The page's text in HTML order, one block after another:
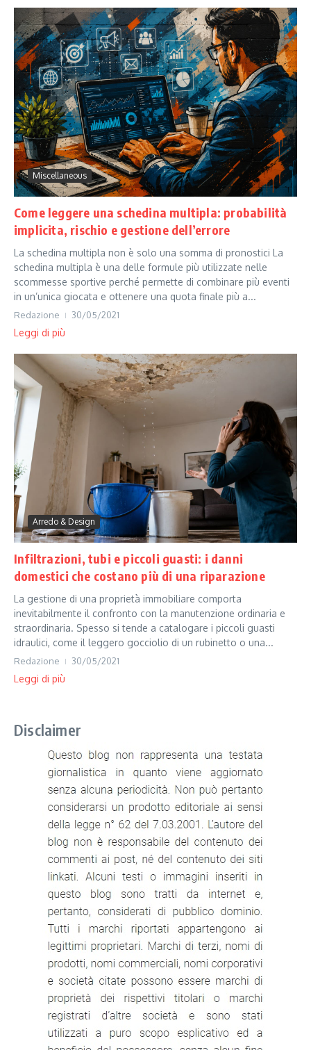
Miscellaneous
Come leggere una schedina multipla: probabilità
implicita, rischio e gestione dell’errore
La schedina multipla non è solo una somma di pronostici La
schedina multipla è una delle formule più utilizzate nelle
scommesse sportive perché permette di combinare più eventi
in un’unica giocata e ottenere una quota finale più a...
Redazione 30/05/2021
Leggi di più
Arredo & Design
Infiltrazioni, tubi e piccoli guasti: i danni
domestici che costano più di una riparazione
La gestione di una proprietà immobiliare comporta
inevitabilmente il confronto con la manutenzione ordinaria e
straordinaria. Spesso si tende a catalogare i piccoli guasti
idraulici, come il leggero gocciolio di un rubinetto o una...
Redazione 30/05/2021
Leggi di più
Disclaimer